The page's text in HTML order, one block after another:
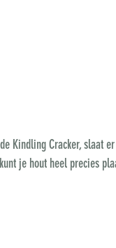
Kindling Cracker, slaat
je hout heel precies